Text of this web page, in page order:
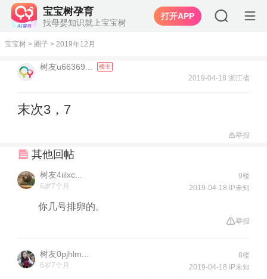
宝宝树孕育
找母婴知识就上宝宝树
打开APP
宝宝树 > 圈子 > 2019年12月
树友u66369... 楼主
2019-04-18 浙江省
末次3，7
举报
其他回帖
树友4iilxc...
6岁7个月
9楼
2019-04-18 IP未知
你几号排卵的。
举报
树友0pjhlm...
6岁7个月
8楼
2019-04-18 IP未知